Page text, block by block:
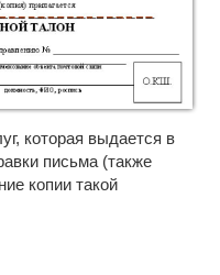
которая выдается в
письма (также
копии такой